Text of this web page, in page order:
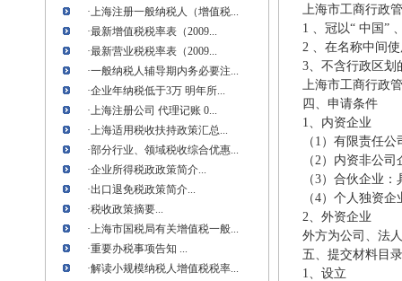
·上海注册一般纳税人（增值税...
·最新增值税税率表（2009...
·最新营业税税率表（2009...
·一般纳税人辅导期内务必要注...
·企业年纳税低于3万 明年所...
·上海注册公司 代理记账 0...
·上海适用税收扶持政策汇总...
·部分行业、领域税收综合优惠...
·企业所得税政政策简介...
·出口退免税政策简介...
·税收政策摘要...
·上海市国税局有关增值税一般...
·重要办税事项告知 ...
·解读小规模纳税人增值税税率...
上海市工商行政管
1 、冠以“ 中国”
2 、在名称中间使
3、不含行政区划
上海市工商行政管
四、申请条件
1、内资企业
（1）有限责任公
（2）内资非公司
（3）合伙企业：
（4）个人独资企
2、外资企业
外方为公司、法人
五、提交材料目录
1、设立